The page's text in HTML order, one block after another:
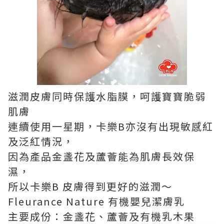
滋潤皮膚同時保護水脂膜，呵護寶寶脆弱
肌膚
連續使用一星期，卡樂B亦沒有出現敏感紅
及泛紅情況，
因為產品金盞花及蘆薈能為肌膚長效保
濕，
所以卡樂B 皮膚得到更好的滋潤～
Fleurance Nature 有機嬰兒潔膚乳
主要成份：金盞花、蘆薈及有機乳木果